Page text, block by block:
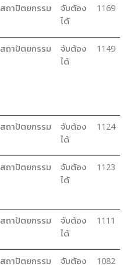
สถาปัตยกรรม
จับต้อง
ได้
1169
สถาปัตยกรรม
จับต้อง
ได้
1149
สถาปัตยกรรม
จับต้อง
ได้
1124
สถาปัตยกรรม
จับต้อง
ได้
1123
สถาปัตยกรรม
จับต้อง
ได้
1111
สถาปัตยกรรม
จับต้อง
1082